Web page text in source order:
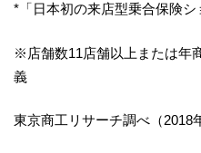
*「日本初の来店型乗合保険シ
※店舗数11店舗以上または年
義
東京商工リサーチ調べ（2018